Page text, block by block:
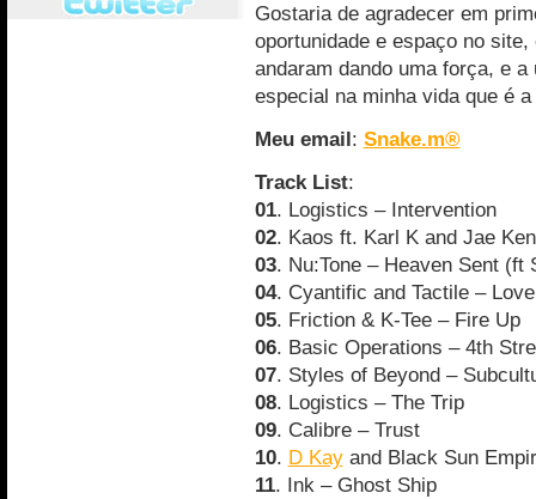
Gostaria de agradecer em
oportunidade e espaço no
andaram dando uma força, e
especial na minha vida que é a
Meu email: Snake.m®
Track List:
01. Logistics – Intervention
02. Kaos ft. Karl K and Jae
03. Nu:Tone – Heaven Sent
04. Cyantific and Tactile –
05. Friction & K-Tee – Fire Up
06. Basic Operations – 4th
07. Styles of Beyond –
08. Logistics – The Trip
09. Calibre – Trust
10. D Kayand Black Sun
11. Ink – Ghost Ship